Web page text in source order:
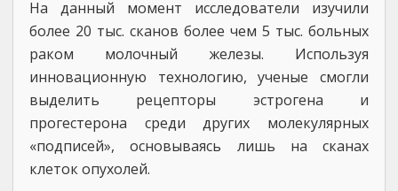
На данный момент исследователи изучили
более 20 тыс. сканов более чем 5 тыс. больных
раком молочный железы. Используя
инновационную технологию, ученые смогли
выделить рецепторы эстрогена и
прогестерона среди других молекулярных
«подписей», основываясь лишь на сканах
клеток опухолей.